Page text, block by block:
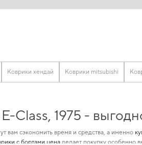
Коврики хендай Коврики mitsubishi
Class, 1975 -
вам сэкономить время и средства, а именно
с бортами цена делает покупку особенно